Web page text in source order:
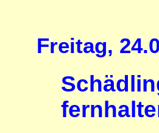
Freitag,